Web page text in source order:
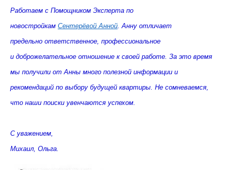
Работаем с Помощником Эксперта по
новостройкам Сентерёвой Анной. Анну отличает
предельно ответственное, профессиональное
и доброжелательное отношение к своей работе. За это время
мы получили от Анны много полезной информации и
рекомендаций по выбору будущей квартиры. Не сомневаемся,
что наши поиски увенчаются успехом.
С уважением,
Михаил, Ольга.